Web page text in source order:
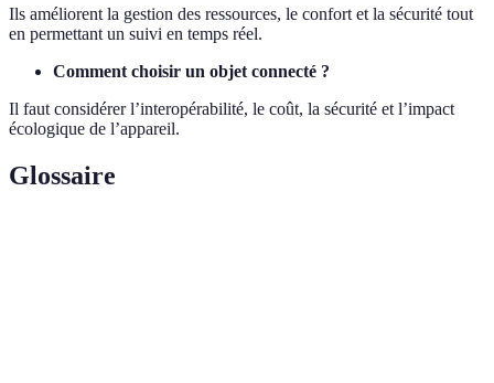
Ils améliorent la gestion des ressources, le confort et la sécurité tout
en permettant un suivi en temps réel.
Comment choisir un objet connecté ?
Il faut considérer l’interopérabilité, le coût, la sécurité et l’impact
écologique de l’appareil.
Glossaire